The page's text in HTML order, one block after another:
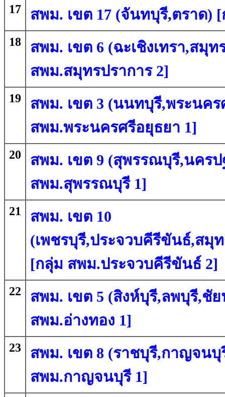
17 สพม. เขต 17 (จันทบุรี,ตราด)
18
สพม. เขต 6 (ฉะเชิงเทรา,สมุ
สพม.สมุทรปราการ 2]
19
สพม. เขต 3 (นนทบุรี,พระนค
สพม.พระนครศรีอยุธยา 1]
20
สพม. เขต 9 (สุพรรณบุรี,นคร
สพม.สุพรรณบุรี 1]
21
สพม. เขต 10
(เพชรบุรี,ประจวบคีรีขันธ์,สมุ
[กลุ่ม สพม.ประจวบคีรีขันธ์ 2]
22
สพม. เขต 5 (สิงห์บุรี,ลพบุรี,ชั
สพม.อ่างทอง 1]
23
สพม. เขต 8 (ราชบุรี,กาญจนบุ
สพม.กาญจนบุรี 1]